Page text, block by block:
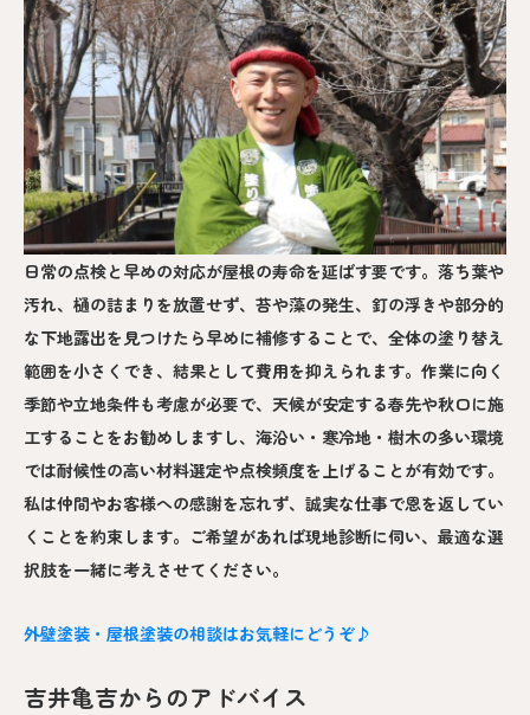
日常の点検と早めの対応が屋根の寿命を延ばす要です。落ち葉や
汚れ、樋の詰まりを放置せず、苔や藻の発生、釘の浮きや部分的
な下地露出を見つけたら早めに補修することで、全体の塗り替え
範囲を小さくでき、結果として費用を抑えられます。作業に向く
季節や立地条件も考慮が必要で、天候が安定する春先や秋口に施
工することをお勧めしますし、海沿い・寒冷地・樹木の多い環境
では耐候性の高い材料選定や点検頻度を上げることが有効です。
私は仲間やお客様への感謝を忘れず、誠実な仕事で恩を返してい
くことを約束します。ご希望があれば現地診断に伺い、最適な選
択肢を一緒に考えさせてください。
外壁塗装・屋根塗装の相談はお気軽にどうぞ♪
吉井亀吉からのアドバイス